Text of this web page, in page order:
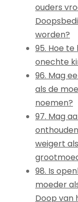
ouders
worden?
95. Hoe
onechte
96. Mag
als de
noemen?
97. Mag
weigert
98. Is
moeder
Doop van